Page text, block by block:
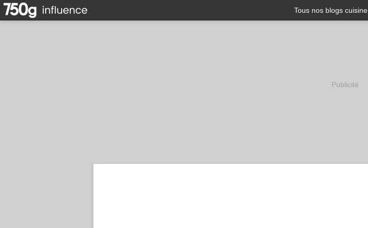
Tous nos blogs cuisine
Publicité